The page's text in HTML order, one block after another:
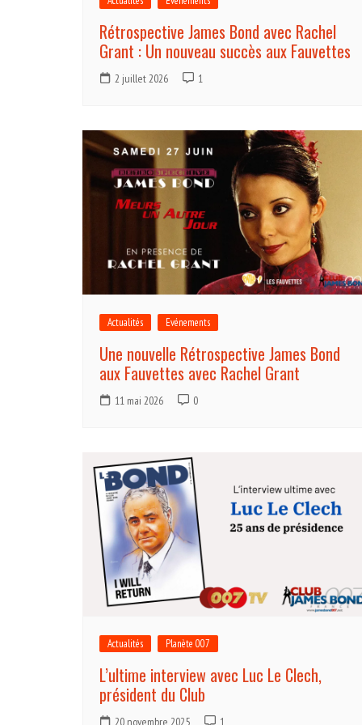
Rétrospective James Bond avec Rachel
Grant : Un nouveau succès aux Fauvettes
2 juillet 2026 1
Actualités Evénements
Une nouvelle Rétrospective James Bond
aux Fauvettes avec Rachel Grant
11 mai 2026 0
Actualités Planète 007
L’ultime interview avec Luc Le Clech,
président du Club